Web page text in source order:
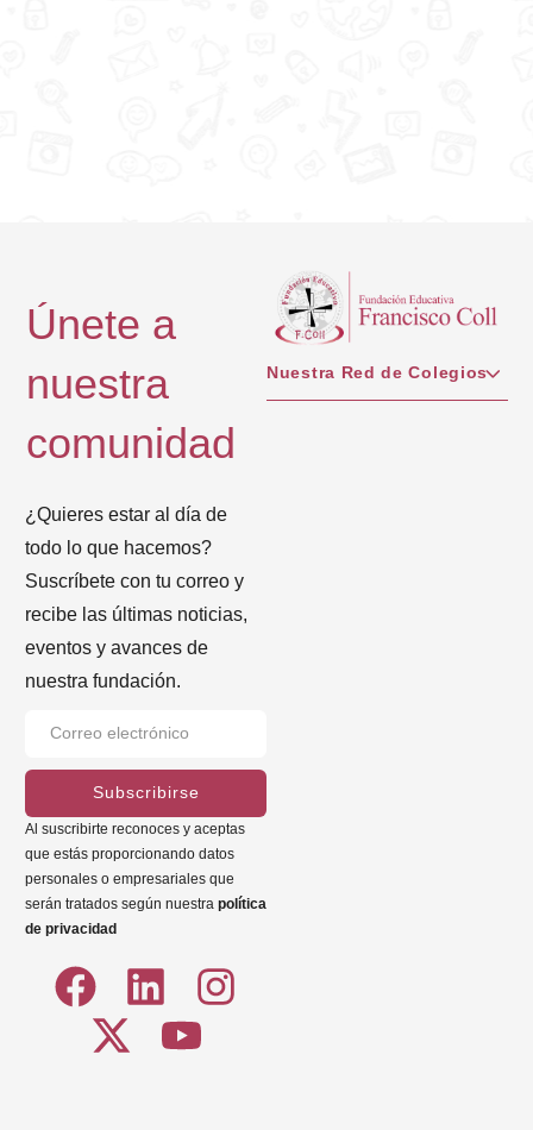
Únete a
nuestra
comunidad
¿Quieres estar al día de
todo lo que hacemos?
Suscríbete con tu correo y
recibe las últimas noticias,
eventos y avances de
nuestra fundación.
Subscribirse
Al suscribirte reconoces y aceptas
que estás proporcionando datos
personales o empresariales que
serán tratados según nuestra política
de privacidad
Nuestra Red de Colegios